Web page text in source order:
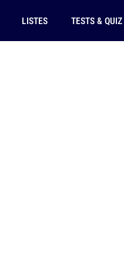
LISTES TESTS & QUIZ